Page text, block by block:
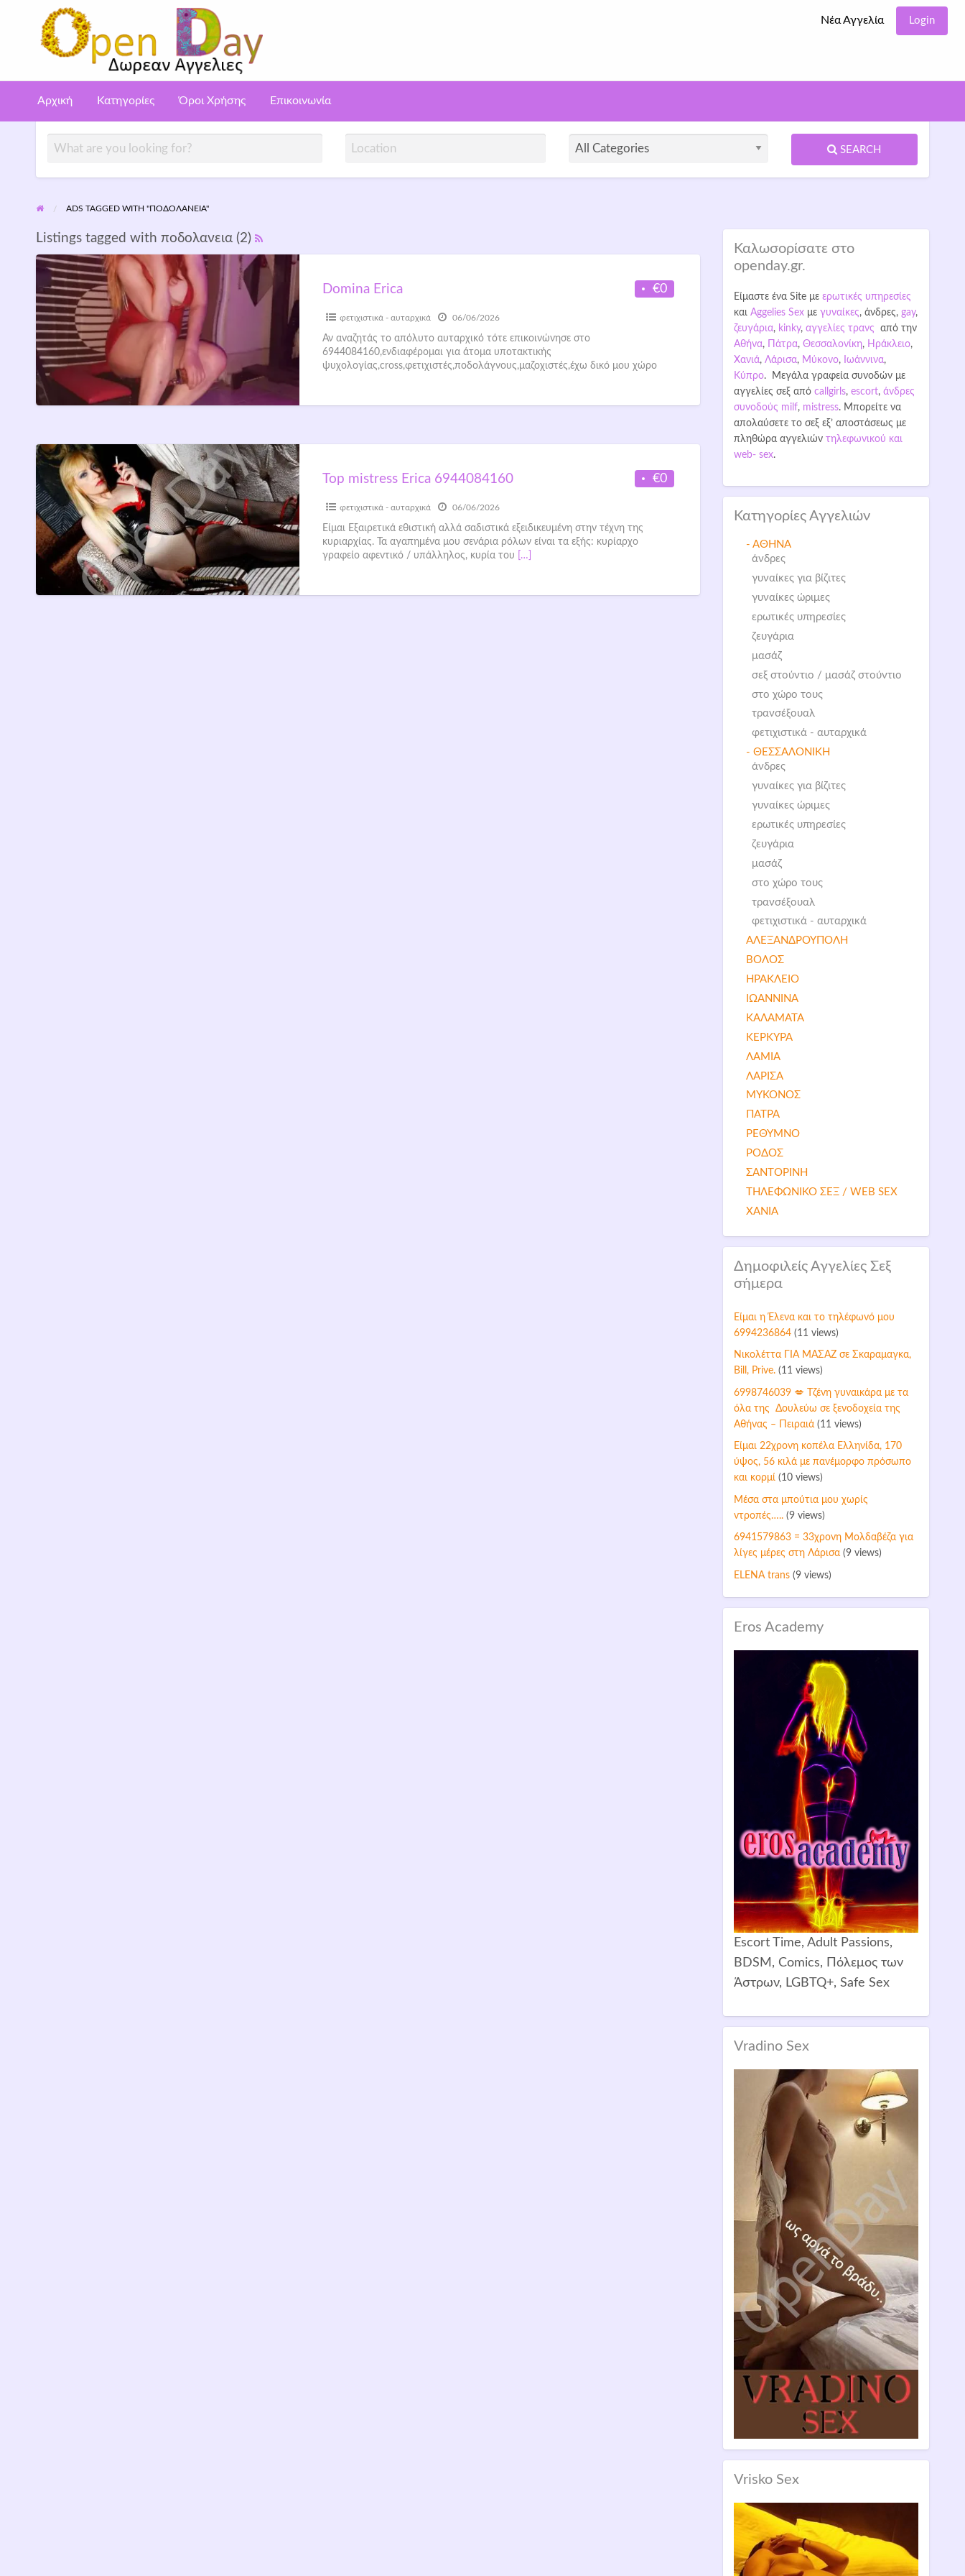
Επικοινωνία
Νέα Αγγελία Login
Aggelies gia poutanes – Call girls
Αρχική Κατηγορίες Όροι Χρήσης Επικοινωνία
SEARCH
ADS TAGGED WITH "ΠΟΔΟΛΑΝΕΙΑ"
Listings tagged with ποδολανεια (2)
€0
Domina Erica
φετιχιστικά - αυταρχικά 06/06/2026
Αν αναζητάς το απόλυτο αυταρχικό τότε επικοινώνησε στο
6944084160,ενδιαφέρομαι για άτομα υποτακτικής
ψυχολογίας,cross,φετιχιστές,ποδολάγνους,μαζοχιστές,έχω δικό μου χώρο
€0
Top mistress Erica 6944084160
φετιχιστικά - αυταρχικά 06/06/2026
Είμαι Εξαιρετικά εθιστική αλλά σαδιστικά εξειδικευμένη στην τέχνη της
κυριαρχίας. Τα αγαπημένα μου σενάρια ρόλων είναι τα εξής: κυρίαρχο
γραφείο αφεντικό / υπάλληλος, κυρία του
[…]
Καλωσορίσατε στο
openday.gr.
Είμαστε ένα Site με ερωτικές υπηρεσίες
και Aggelies Sexμε γυναίκες, άνδρες, gay,
ζευγάρια, kinky, αγγελίες τρανς από την
Αθήνα, Πάτρα, Θεσσαλονίκη, Ηράκλειο,
Χανιά, Λάρισα, Μύκονο, Ιωάννινα,
Κύπρο. Μεγάλα γραφεία συνοδών με
αγγελίες σεξ από callgirls, escort, άνδρες
συνοδούς milf, mistress. Μπορείτε να
απολαύσετε το σεξ εξ’ αποστάσεως με
πληθώρα αγγελιών τηλεφωνικού και
web- sex.
Κατηγορίες Αγγελιών
- ΑΘΗΝΑ
άνδρες
γυναίκες για βίζιτες
γυναίκες ώριμες
ερωτικές υπηρεσίες
ζευγάρια
μασάζ
σεξ στούντιο / μασάζ στούντιο
στο χώρο τους
τρανσέξουαλ
φετιχιστικά - αυταρχικά
- ΘΕΣΣΑΛΟΝΙΚΗ
άνδρες
γυναίκες για βίζιτες
γυναίκες ώριμες
ερωτικές υπηρεσίες
ζευγάρια
μασάζ
στο χώρο τους
τρανσέξουαλ
φετιχιστικά - αυταρχικά
ΑΛΕΞΑΝΔΡΟΥΠΟΛΗ
ΒΟΛΟΣ
ΗΡΑΚΛΕΙΟ
ΙΩΑΝΝΙΝΑ
ΚΑΛΑΜΑΤΑ
ΚΕΡΚΥΡΑ
ΛΑΜΙΑ
ΛΑΡΙΣΑ
ΜΥΚΟΝΟΣ
ΠΑΤΡΑ
ΡΕΘΥΜΝΟ
ΡΟΔΟΣ
ΣΑΝΤΟΡΙΝΗ
ΤΗΛΕΦΩΝΙΚΟ ΣΕΞ / WEB SEX
ΧΑΝΙΑ
Δημοφιλείς Αγγελίες Σεξ
σήμερα
Είμαι η Έλενα και το τηλέφωνό μου
6994236864(11 views)
Νικολέττα ΓΙΑ ΜΑΣΑΖ σε Σκαραμαγκα,
Bill, Prive.(11 views)
6998746039 💋 Τζένη γυναικάρα με τα
όλα της Δουλεύω σε ξενοδοχεία της
Αθήνας – Πειραιά(11 views)
Είμαι 22χρονη κοπέλα Ελληνίδα, 170
ύψος, 56 κιλά με πανέμορφο πρόσωπο
και κορμί(10 views)
Μέσα στα μπούτια μου χωρίς
ντροπές…..(9 views)
6941579863 = 33χρονη Μολδαβέζα για
λίγες μέρες στη Λάρισα(9 views)
ELENA trans(9 views)
Eros Academy
Escort Time, Adult Passions,
BDSM, Comics, Πόλεμος των
Άστρων, LGBTQ+, Safe Sex
Vradino Sex
Vrisko Sex